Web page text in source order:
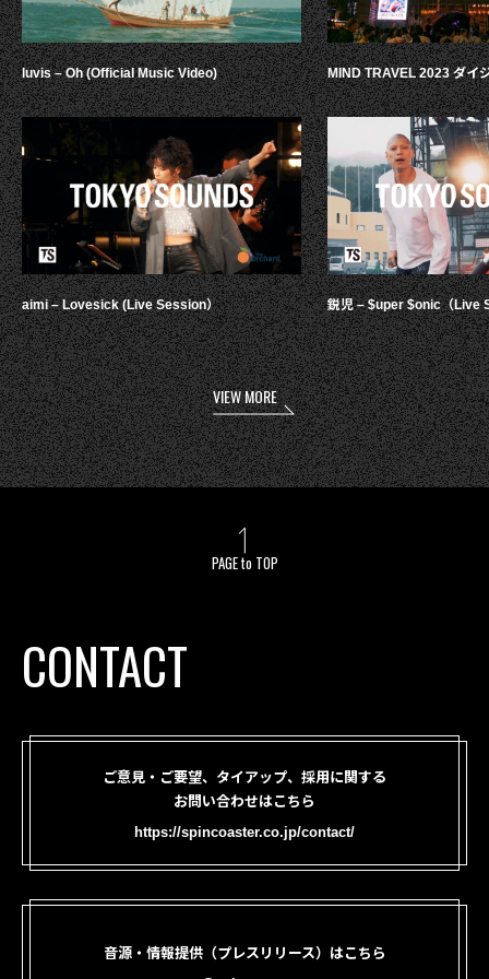
luvis – Oh (Official Music Video)
aimi – Lovesick (Live Session）
MIND TRAVEL 2023 ダイ
鋭児 – $uper $onic（Live
VIEW MORE
PAGE to TOP
CONTACT
ご意見・ご要望、タイアップ、採用に関する
お問い合わせはこちら
https://spincoaster.co.jp/contact/
音源・情報提供（プレスリリース）はこちら